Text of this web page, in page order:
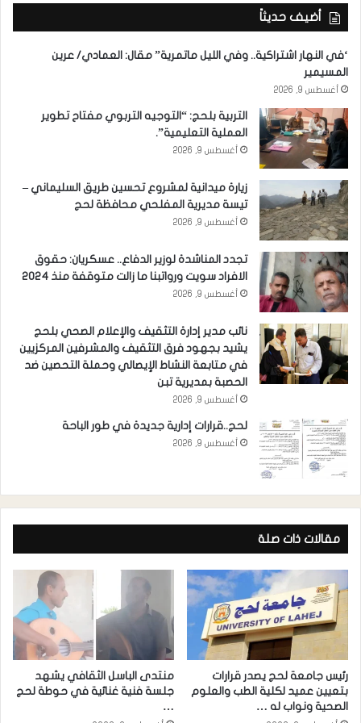
أضيف حديثاً
‘في النهار اشتراكية.. وفي الليل ماتمرية” مقال: العمادي/ عرين
المسيمير
أغسطس 9, 2026
التربية بلحج: “التوجيه التربوي مفتاح تطوير
العملية التعليمية”.
أغسطس 9, 2026
زيارة ميدانية لمشروع تحسين طريق السليماني –
تيسة مديرية المفلحي محافظة لحج
أغسطس 9, 2026
تجدد المناشدة لوزير الدفاع.. عسكريان: حقوق
الافراد سويت ورواتبنا ما زالت متوقفة منذ 2024
أغسطس 9, 2026
نائب مدير إدارة التثقيف والإعلام الصحي بلحج
يشيد بجهود فرق التثقيف والمشرفين المركزيين
في متابعة النشاط الإيصالي وحملة التحصين ضد
الحصبة بمديرية تبن
أغسطس 9, 2026
لحج..قرارات إدارية جديدة في طور الباحة
أغسطس 9, 2026
مقالات ذات صلة
رئيس جامعة لحج يصدر قرارات
بتعيين عميد لكلية الطب والعلوم
الصحية ونواب له …
منتدى الباسل الثقافي يشهد
جلسة فنية غنائية في حوطة لحج
…